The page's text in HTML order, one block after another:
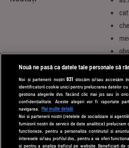
Nouă ne pasă ca datele tale personale să
Noi și partenerii noștri831 stocăm și/sau accesăm
identificatorii cookie unici pentru prelucrarea datelor
gestiona alegerile dvs. făcând clic mai jos sau în
confidențialitate. Aceste alegeri vor fi raportate
navigarea.
Mai multe detalii
Noi si partenerii nostri (retelele de socializare si
furnizorii nostri de servicii de date analitice)
functioneze, pentru a personaliza continutul si
interesele si/sau profilul dvs., pentru a va oferi
si pentru a analiza traficul pe website. Beneficiati de